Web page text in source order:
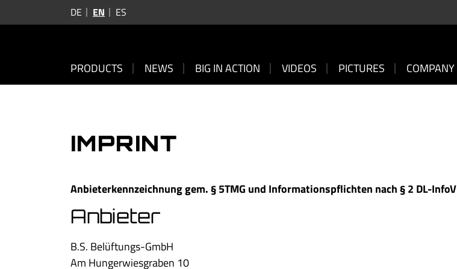
DE EN ES
PRODUCTS NEWS BIG IN ACTION VIDEOS PICTURES COMPANY
IMPRINT
Anbieterkennzeichnung gem. § 5TMG und Informationspflichten nach § 2 DL-InfoV
Anbieter
B.S. Belüftungs-GmbH
Am Hungerwiesgraben 10